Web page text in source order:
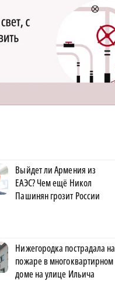
Выйдет ли Армения из
ЕАЭС? Чем ещё Никол
Пашинян грозит России
Нижегородка пострадала на
пожаре в многоквартирном
доме на улице Ильича